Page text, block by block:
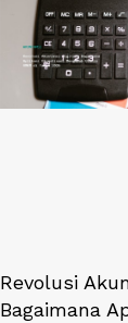
Revolusi
Bagaimana